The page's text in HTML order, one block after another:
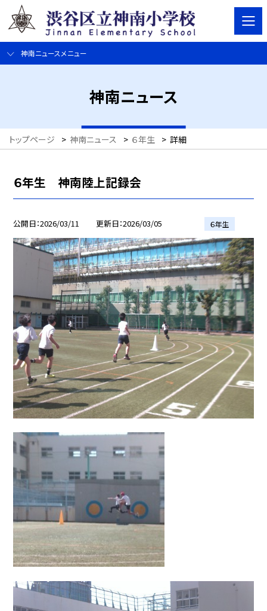
神南ニュースメニュー
神南ニュース
トップページ > 神南ニュース > ６年生 > 詳細
６年生 神南陸上記録会
公開日 2026/03/11 更新日 2026/03/05 ６年生